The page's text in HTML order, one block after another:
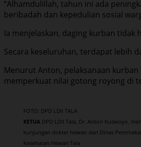
“Alhamdulillah, tahun ini ada
beribadah dan kepedulian sosial
Ia menjelaskan, daging kurban tidak
Secara keseluruhan, terdapat lebih
Menurut Anton, pelaksanaan
memperkuat nilai gotong royong di
FOTO: DPD LDII TALA
KETUA DPD LDII Tala, Dr. Anton Kuswoyo,
kunjungan dokter hewan dari Dinas
Kesehatan Hewan Tala